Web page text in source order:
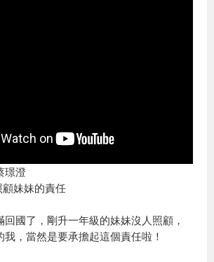
璟澄
妹妹的責任
回國了，剛升一年級的妹妹沒人照顧，
，當然是要承擔起這個責任啦！